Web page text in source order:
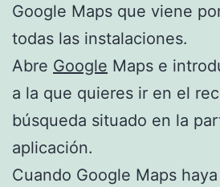
Google Maps que viene
todas las instalaciones.
Abre Google Maps e
a la que quieres ir en el
búsqueda situado en la
aplicación.
Cuando Google Maps